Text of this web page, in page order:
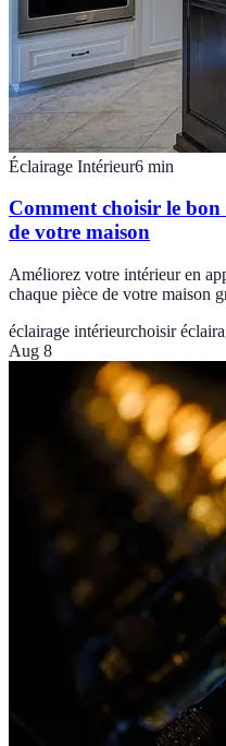
Éclairage Intérieur6 min
Comment choisir le
de votre maison
Améliorez votre intérieur en
chaque pièce de votre maison
éclairage intérieurchoisir
Aug 8